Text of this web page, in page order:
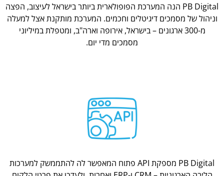
PB Digital הנה המערכת הפופולארית ביותר בישראל לעיצוב, הפצה
וניהול של מסמכים דיגיטלים וחכמים. המערכת מותקנת אצל למעלה
מ-300 ארגונים – בישראל, אירופה וארה"ב, ומטפלת במיליוני
מסמכים מדי יום.
PB Digital מספקת API פתוח המאפשר לה להתממשק למערכות